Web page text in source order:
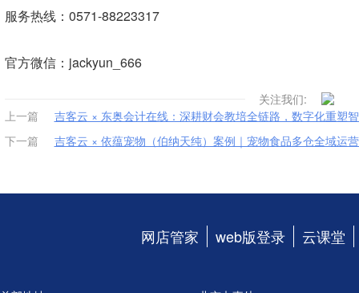
服务热线：0571-88223317
官方微信：jackyun_666
关注我们:
上一篇
吉客云 × 东奥会计在线：深耕财会教培全链路，数字化重塑
下一篇
吉客云 × 依蕴宠物（伯纳天纯）案例｜宠物食品多仓全域运
网店管家 web版登录 云课堂